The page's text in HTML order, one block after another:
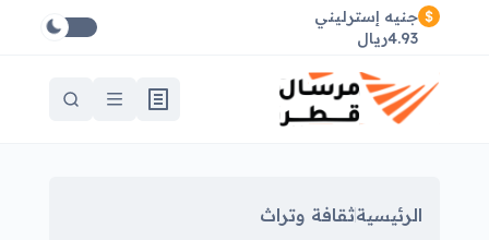
جنيه إسترليني
4.93ريال
الرئيسيةثقافة وتراث